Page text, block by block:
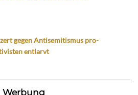
gegen Antisemitismus pro-
entlarvt
Werbung